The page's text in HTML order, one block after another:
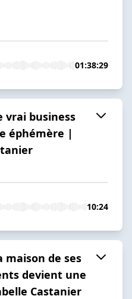
01:38:29
vrai business
éphémère |
10:24
maison de ses
devient une
Castanier